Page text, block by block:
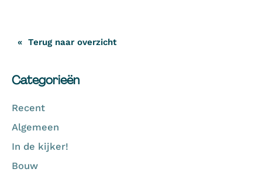
Categorieën
Recent
Algemeen
In de kijker!
Bouw
Terug naar overzicht